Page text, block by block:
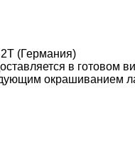
(Германия)
в готовом
окрашиванием